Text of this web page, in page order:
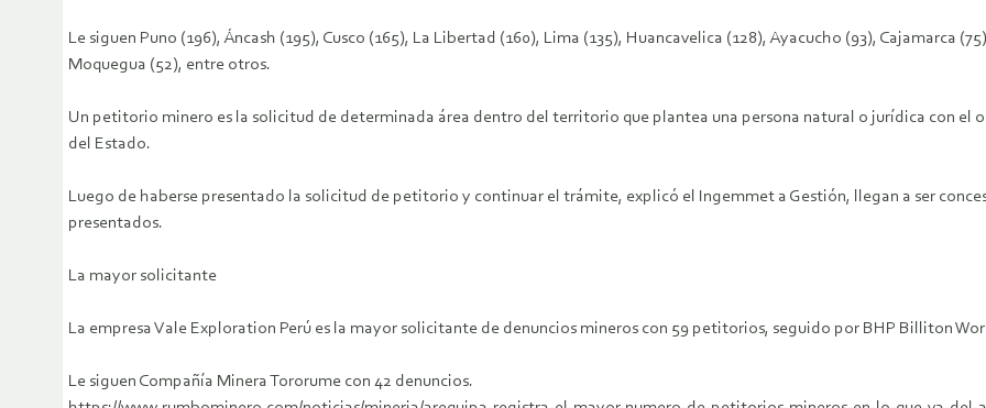
Le siguen Puno (196), Áncash (195), Cusco (165), La Libertad (160), Lima (135), Huancavelica (128), Ayacucho (93), Cajamarca
Moquegua (52), entre otros.
Un petitorio minero es la solicitud de determinada área dentro del territorio que plantea una persona natural o jurídica con
del Estado.
Luego de haberse presentado la solicitud de petitorio y continuar el trámite, explicó el Ingemmet a Gestión, llegan a ser
presentados.
La mayor solicitante
La empresa Vale Exploration Perú es la mayor solicitante de denuncios mineros con 59 petitorios, seguido por BHP Billiton
Le siguen Compañía Minera Tororume con 42 denuncios.